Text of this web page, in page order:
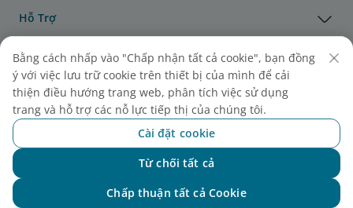
Hỗ Trợ
Pháp Lý
Thông Tin Hữu Ích
Đại lý & Đối tác
Vận Tải Hàng Hóa
Bằng cách nhấp vào "Chấp nhận tất cả cookie", bạn đồng
ý với việc lưu trữ cookie trên thiết bị của mình để cải
thiện điều hướng trang web, phân tích việc sử dụng
trang và hỗ trợ các nỗ lực tiếp thị của chúng tôi.
Cài đặt cookie
Từ chối tất cả
Chấp thuận tất cả Cookie